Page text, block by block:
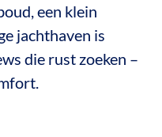
een klein
jachthaven is
die rust zoeken –